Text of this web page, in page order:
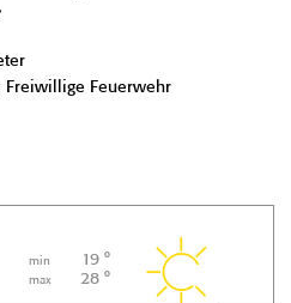
Freiwillige Feuerwehr
min 19 °
max 28 °